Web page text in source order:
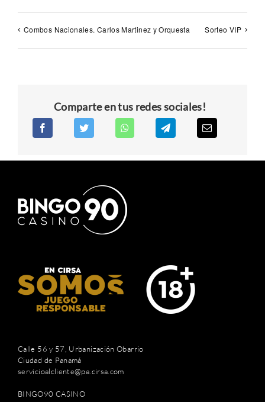
Combos Nacionales. Carlos Martinez y Orquesta Sorteo VIP
Comparte en tus redes sociales!
Calle 56 y 57, Urbanización Obarrio
Ciudad de Panamá
servicioalcliente@pa.cirsa.com
BINGO90 CASINO